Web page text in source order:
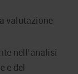
valutazione
nell’analisi
e del